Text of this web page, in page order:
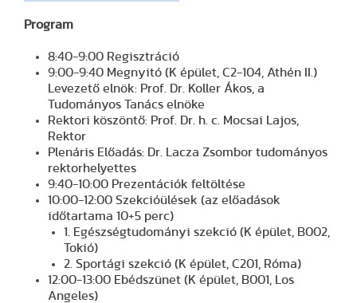
Program
8:40-9:00 Regisztráció
9:00-9:40 Megnyitó (K épület, C2-104, Athén II.)
Levezető elnök: Prof. Dr. Koller Ákos, a
Tudományos Tanács elnöke
Rektori köszöntő: Prof. Dr. h. c. Mocsai Lajos,
Rektor
Plenáris Előadás: Dr. Lacza Zsombor tudományos
rektorhelyettes
9:40-10:00 Prezentációk feltöltése
10:00-12:00 Szekcióülések (az előadások
időtartama 10+5 perc)
1. Egészségtudományi szekció (K épület, B002,
Tokió)
2. Sportági szekció (K épület, C201, Róma)
12:00-13:00 Ebédszünet (K épület, B001, Los
Angeles)